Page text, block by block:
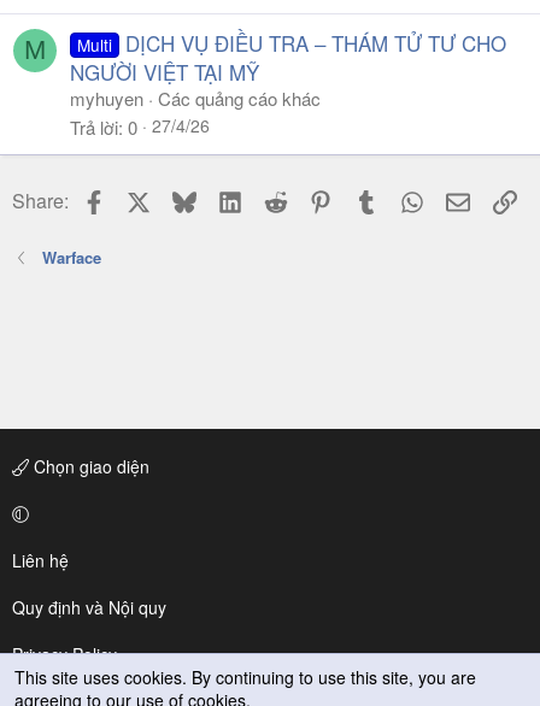
M Multi
DỊCH VỤ ĐIỀU TRA – THÁM TỬ TƯ CHO
NGƯỜI VIỆT TẠI MỸ
myhuyen Các quảng cáo khác
Trả lời 0 27/4/26
Share: Facebook BlueskyLinkedIn
Reddit PinterestTumblr WhatsApp
Email
Warface
Chọn giao diện
Liên hệ
Quy định và Nội quy
Privacy Policy
Trợ giúp
This site uses cookies. By continuing to use this site, you are
agreeing to our use of cookies.